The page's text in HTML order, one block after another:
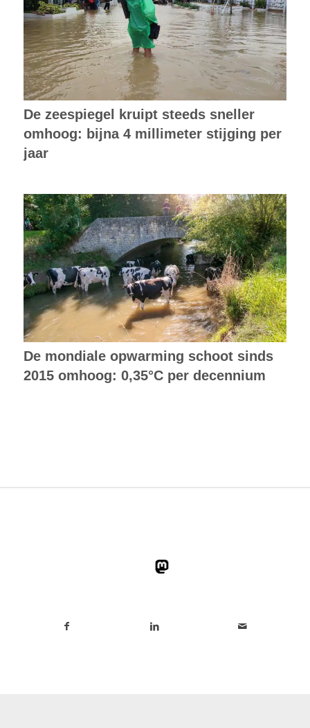
De zeespiegel kruipt steeds sneller
omhoog: bijna 4 millimeter stijging per
jaar
De mondiale opwarming schoot sinds
2015 omhoog: 0,35°C per decennium